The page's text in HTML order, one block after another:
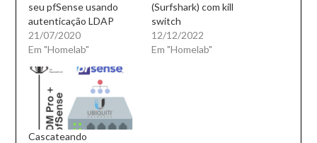
seu pfSense usando
autenticação LDAP
21/07/2020
Em "Homelab"
(Surfshark) com kill
switch
12/12/2022
Em "Homelab"
Cascateando